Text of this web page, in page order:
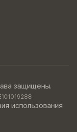
защищены.
использования